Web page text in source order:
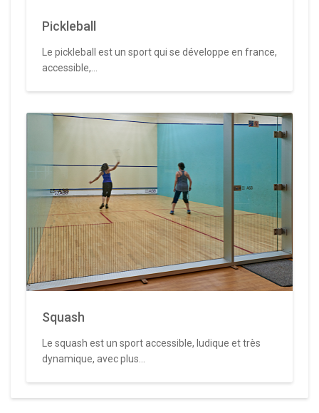
Pickleball
Le pickleball est un sport qui se développe en france,
accessible,...
Squash
Le squash est un sport accessible, ludique et très
dynamique, avec plus...